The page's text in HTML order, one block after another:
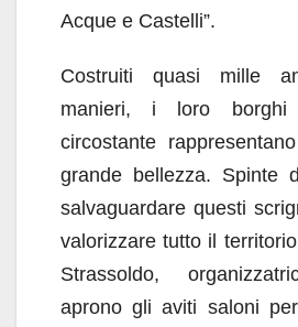
Acque e Castelli”.
Costruiti quasi mille
manieri, i loro
circostante
grande bellezza. Spinte
salvaguardare questi
valorizzare tutto il
Strassoldo,
aprono gli aviti saloni